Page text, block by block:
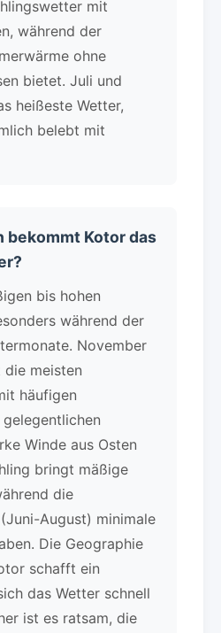
mit
während der
ohne
bietet. Juli und
heißeste Wetter,
belebt mit
bekommt Kotor das
bis hohen
während der
November
die meisten
häufigen
Winde aus Osten
bringt mäßige
die
August) minimale
Die Geographie
schafft ein
das Wetter schnell
ist es ratsam, die